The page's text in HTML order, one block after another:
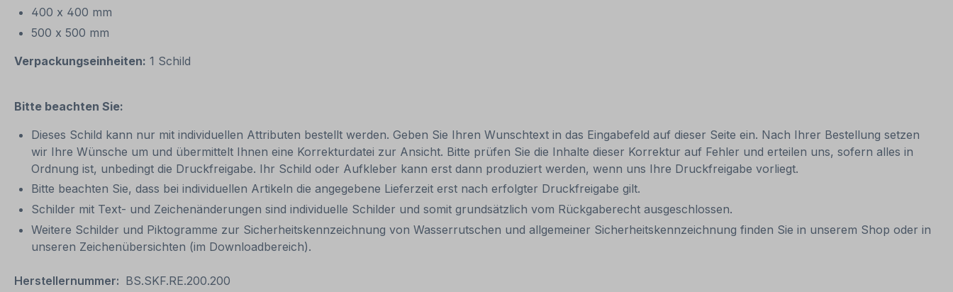
400 x 400 mm
500 x 500 mm
Verpackungseinheiten: 1 Schild
Bitte beachten Sie:
Dieses Schild kann nur mit individuellen Attributen bestellt werden. Geben Sie Ihren Wunschtext in das Eingabefeld auf dieser Seite ein. Nach Ihrer Bestellung setzen
wir Ihre Wünsche um und übermittelt Ihnen eine Korrekturdatei zur Ansicht. Bitte prüfen Sie die Inhalte dieser Korrektur auf Fehler und erteilen uns, sofern alles in
Ordnung ist, unbedingt die Druckfreigabe. Ihr Schild oder Aufkleber kann erst dann produziert werden, wenn uns Ihre Druckfreigabe vorliegt.
Bitte beachten Sie, dass bei individuellen Artikeln die angegebene Lieferzeit erst nach erfolgter Druckfreigabe gilt.
Schilder mit Text- und Zeichenänderungen sind individuelle Schilder und somit grundsätzlich vom Rückgaberecht ausgeschlossen.
Weitere Schilder und Piktogramme zur Sicherheitskennzeichnung von Wasserrutschen und allgemeiner Sicherheitskennzeichnung finden Sie in unserem Shop oder in
unseren Zeichenübersichten (im Downloadbereich).
Herstellernummer: BS.SKF.RE.200.200